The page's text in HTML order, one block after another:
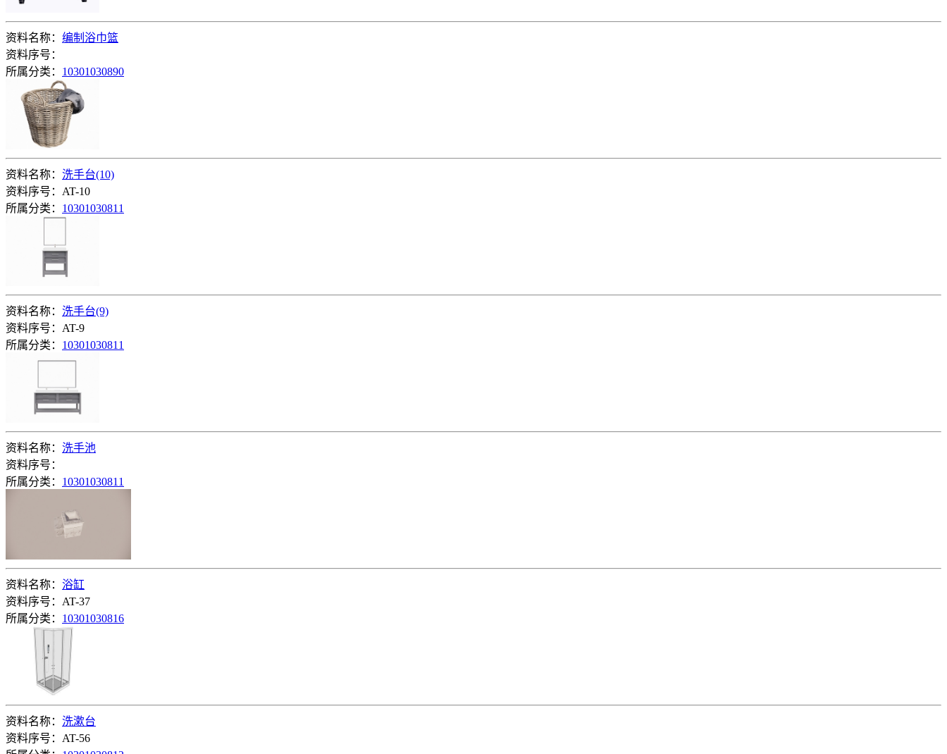
资料名称： 编制浴巾篮
资料序号：
所属分类： 10301030890
资料名称： 洗手台(10)
资料序号：AT-10
所属分类： 10301030811
资料名称： 洗手台(9)
资料序号：AT-9
所属分类： 10301030811
资料名称： 洗手池
资料序号：
所属分类： 10301030811
资料名称： 浴缸
资料序号：AT-37
所属分类： 10301030816
资料名称： 洗漱台
资料序号：AT-56